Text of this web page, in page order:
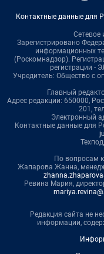
Контактные данные для
Сетевое
Зарегистрировано
информационных
(Роскомнадзор).
регистрации -
Учредитель: Общество с
Главный
Адрес редакции: 650000,
201,
Электронный
Контактные данные для
По вопросам
Жапарова Жанна,
Ревина Мария,
Редакция сайта не
информации,